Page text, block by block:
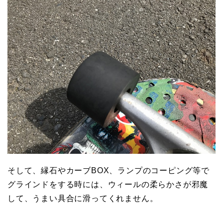
そして、縁石やカーブBOX、ランプのコーピング等で
グラインドをする時には、ウィールの柔らかさが邪魔
して、うまい具合に滑ってくれません。